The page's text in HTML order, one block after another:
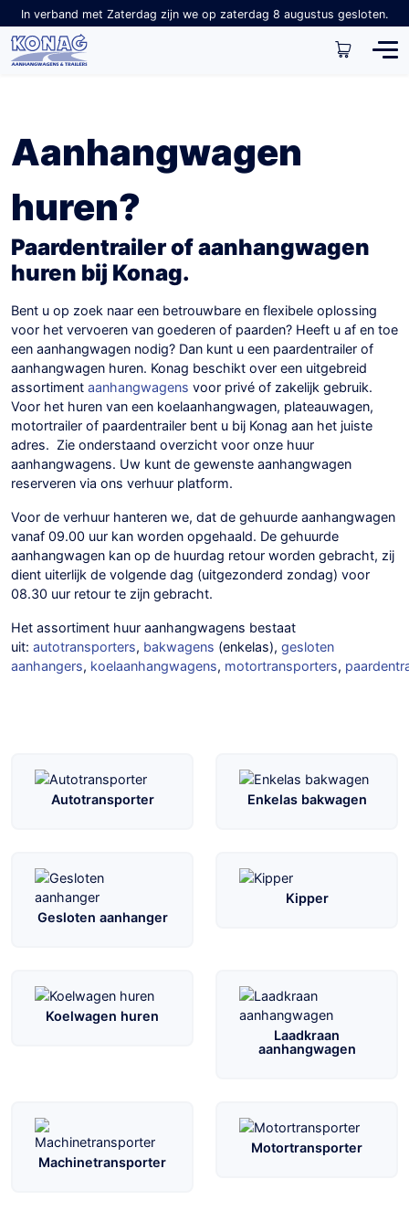
In verband met Zaterdag zijn we op zaterdag 8 augustus gesloten.
Aanhangwagen
huren?
Paardentrailer of aanhangwagen
huren bij Konag.
Bent u op zoek naar een betrouwbare en flexibele oplossing
voor het vervoeren van goederen of paarden? Heeft u af en toe
een aanhangwagen nodig? Dan kunt u een paardentrailer of
aanhangwagen huren. Konag beschikt over een uitgebreid
assortiment aanhangwagens voor privé of zakelijk gebruik.
Voor het huren van een koelaanhangwagen, plateauwagen,
motortrailer of paardentrailer bent u bij Konag aan het juiste
adres. Zie onderstaand overzicht voor onze huur
aanhangwagens. Uw kunt de gewenste aanhangwagen
reserveren via ons verhuur platform.
Voor de verhuur hanteren we, dat de gehuurde aanhangwagen
vanaf 09.00 uur kan worden opgehaald. De gehuurde
aanhangwagen kan op de huurdag retour worden gebracht, zij
dient uiterlijk de volgende dag (uitgezonderd zondag) voor
08.30 uur retour te zijn gebracht.
Het assortiment huur aanhangwagens bestaat
uit: autotransporters, bakwagens (enkelas), gesloten
aanhangers, koelaanhangwagens, motortransporters,
Autotransporter Enkelas bakwagen
Gesloten aanhanger
Kipper
Koelwagen huren
Laadkraan
aanhangwagen
Machinetransporter
Motortransporter